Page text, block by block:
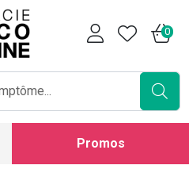
0
Promos